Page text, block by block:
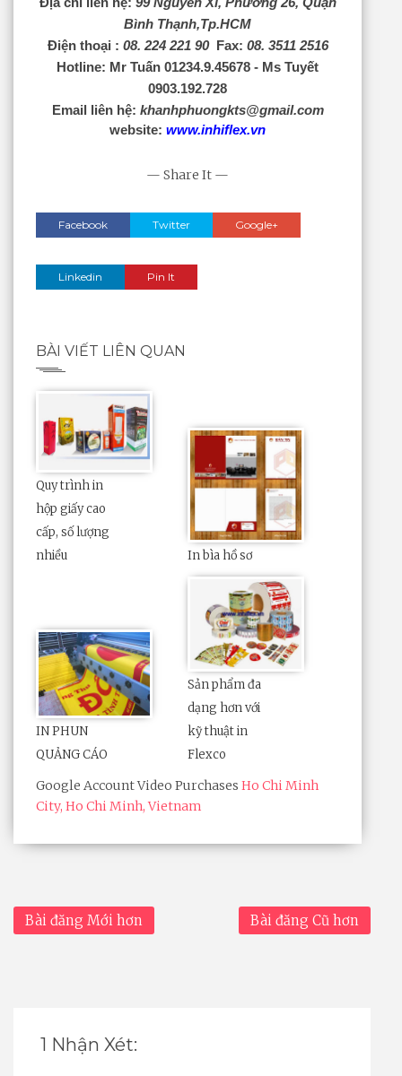
Bình Thạnh,Tp.HCM
Điện thoại : 08. 224 221 90Fax: 08. 3511 2516
Hotline: Mr Tuấn 01234.9.45678 - Ms Tuyết
0903.192.728
Email liên hệ: khanhphuongkts@gmail.com
website: www.inhiflex.vn
— Share It —
Facebook Twitter Google+
Linkedin Pin It
BÀI VIẾT LIÊN QUAN
Quy trình in
hộp giấy cao
cấp, số lượng
nhiều
In bìa hồ sơ
IN PHUN
QUẢNG CÁO
Sản phẩm đa
dạng hơn với
kỹ thuật in
Flexco
Google Account Video Purchases Ho Chi Minh
City, Ho Chi Minh, Vietnam
Bài đăng Mới hơn Bài đăng Cũ hơn
1 Nhận Xét: